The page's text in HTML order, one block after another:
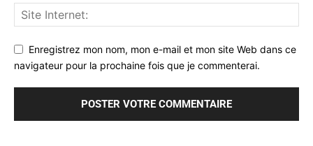
Enregistrez mon nom, mon e-mail et mon site Web dans ce
navigateur pour la prochaine fois que je commenterai.